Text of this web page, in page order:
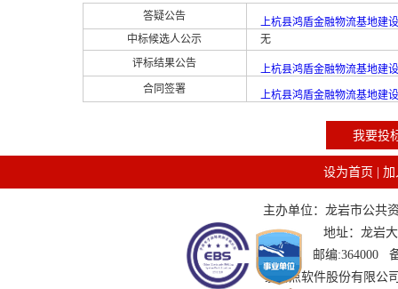
答疑公告
上杭县鸿盾金融物流基地建
中标候选人公示
无
评标结果公告
上杭县鸿盾金融物流基地建
合同签署
上杭县鸿盾金融物流基地建
我要投
设为首页 加
主办单位：龙岩市公共
地址：龙岩
邮编:364000
技术支持：国泰新点软件股份有限